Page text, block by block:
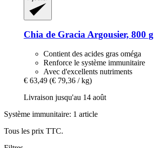
Chia de GraciaArgousier, 800 g
Contient des acides gras oméga
Renforce le système immunitaire
Avec d'excellents nutriments
€ 63,49 (€ 79,36 / kg)
Livraison jusqu'au 14 août
Système immunitaire: 1 article
Tous les prix TTC.